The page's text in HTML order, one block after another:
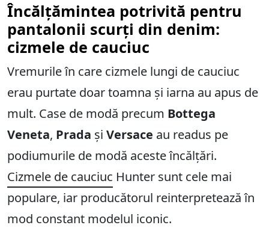
Încălțămintea potrivită pentru
pantalonii scurți din denim:
cizmele de cauciuc
Vremurile în care cizmele lungi de cauciuc
erau purtate doar toamna și iarna au apus de
mult. Case de modă precum Bottega
Veneta, Prada și Versace au readus pe
podiumurile de modă aceste încălțări.
Cizmele de cauciuc Hunter sunt cele mai
populare, iar producătorul reinterpretează în
mod constant modelul iconic.